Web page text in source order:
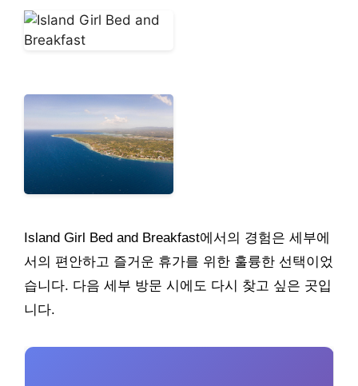
Island Girl Bed and Breakfast에서의 경험은 세부에
서의 편안하고 즐거운 휴가를 위한 훌륭한 선택이었
습니다. 다음 세부 방문 시에도 다시 찾고 싶은 곳입
니다.